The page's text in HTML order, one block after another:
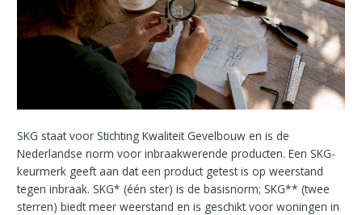
SKG staat voor Stichting Kwaliteit Gevelbouw en is de
Nederlandse norm voor inbraakwerende producten. Een SKG-
keurmerk geeft aan dat een product getest is op weerstand
tegen inbraak. SKG* (één ster) is de basisnorm; SKG** (twee
sterren) biedt meer weerstand en is geschikt voor woningen in